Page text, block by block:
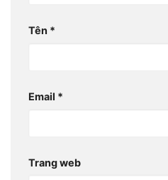
Tên *
Email *
Trang web